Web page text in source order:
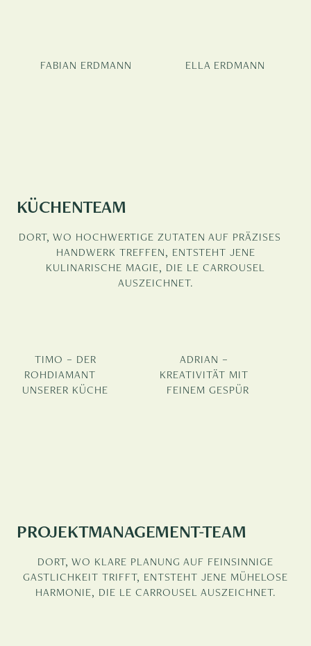
FABIAN ERDMANN ELLA ERDMANN
KÜCHENTEAM
DORT, WO HOCHWERTIGE ZUTATEN AUF PRÄZISES
HANDWERK TREFFEN, ENTSTEHT JENE
KULINARISCHE MAGIE, DIE LE CARROUSEL
AUSZEICHNET.
TIMO – DER
ROHDIAMANT
UNSERER KÜCHE​
ADRIAN –
KREATIVITÄT MIT
FEINEM GESPÜR
PROJEKTMANAGEMENT-TEAM
DORT, WO KLARE PLANUNG AUF FEINSINNIGE
GASTLICHKEIT TRIFFT, ENTSTEHT JENE MÜHELOSE
HARMONIE, DIE LE CARROUSEL AUSZEICHNET.